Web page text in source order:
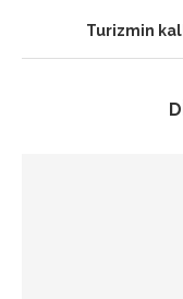
Turizmin